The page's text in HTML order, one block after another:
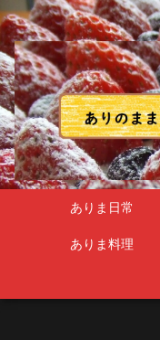
ありま日常
ありま料理